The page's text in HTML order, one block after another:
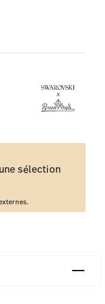
sélection